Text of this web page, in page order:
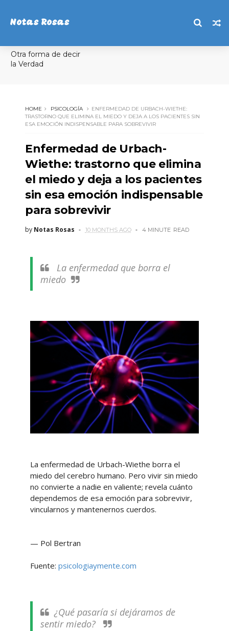
Notas Rosas
Otra forma de decir
la Verdad
HOME PSICOLOGÍA
ENFERMEDAD DE URBACH-WIETHE:
TRASTORNO QUE ELIMINA EL MIEDO Y DEJA A LOS PACIENTES SIN
ESA EMOCIÓN INDISPENSABLE PARA SOBREVIVIR
Enfermedad de Urbach-
Wiethe: trastorno que elimina
el miedo y deja a los pacientes
sin esa emoción indispensable
para sobrevivir
by Notas Rosas 10 MONTHS AGO 4 MINUTE READ
La enfermedad que borra el
miedo
La enfermedad de Urbach-Wiethe borra el
miedo del cerebro humano. Pero vivir sin miedo
no convierte a nadie en valiente; revela cuánto
dependemos de esa emoción para sobrevivir,
vincularnos y mantenernos cuerdos.
— Pol Bertran
Fuente: psicologiaymente.com
¿Qué pasaría si dejáramos de
sentir miedo?